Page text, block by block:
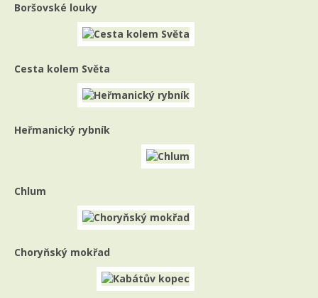
Boršovské louky
Cesta kolem Světa
Heřmanický rybník
Chlum
Choryňský mokřad